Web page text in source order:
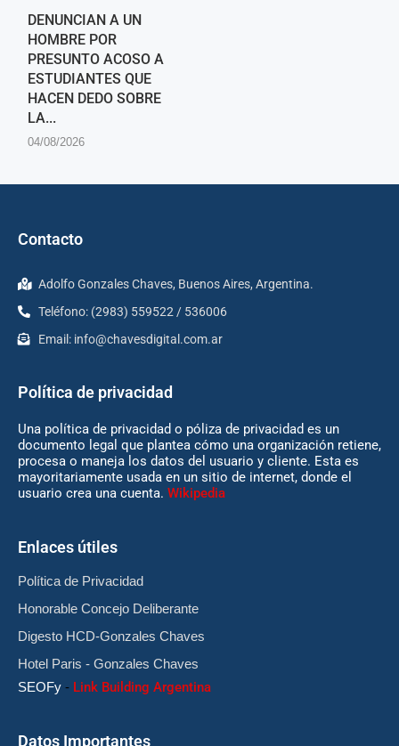
DENUNCIAN A UN
HOMBRE POR
PRESUNTO ACOSO A
ESTUDIANTES QUE
HACEN DEDO SOBRE
LA...
04/08/2026
Contacto
Adolfo Gonzales Chaves, Buenos Aires, Argentina.
Teléfono: (2983) 559522 / 536006
Email: info@chavesdigital.com.ar
Política de privacidad
Una política de privacidad o póliza de privacidad es un
documento legal que plantea cómo una organización retiene,
procesa o maneja los datos del usuario y cliente. Esta es
mayoritariamente usada en un sitio de internet, donde el
usuario crea una cuenta. Wikipedia
Enlaces útiles
Política de Privacidad
Honorable Concejo Deliberante
Digesto HCD-Gonzales Chaves
Hotel Paris - Gonzales Chaves
SEOFy - Link Building Argentina
Datos Importantes